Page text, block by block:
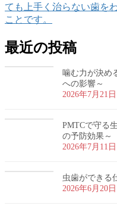
ても上手く治らない歯を
ことです。
最近の投稿
噛む力が決め
への影響～
2026年7月21日
PMTCで守る
の予防効果～
2026年7月11日
虫歯ができる
2026年6月20日